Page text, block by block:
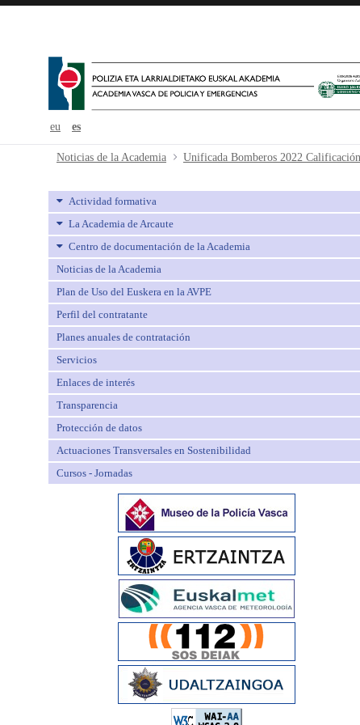
eu es
Unificada Bomberos 2022
Noticias de la Academia
Actividad formativa
La Academia de Arcaute
Centro de documentación de la Academia
Noticias de la Academia
Plan de Uso del Euskera en la AVPE
Perfil del contratante
Planes anuales de contratación
Servicios
Enlaces de interés
Transparencia
Protección de datos
Actuaciones Transversales en Sostenibilidad
Cursos - Jornadas